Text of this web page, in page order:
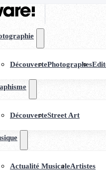
DécouvertePhotographes
DécouverteStreet Art
Actualité MusicaleArtistes